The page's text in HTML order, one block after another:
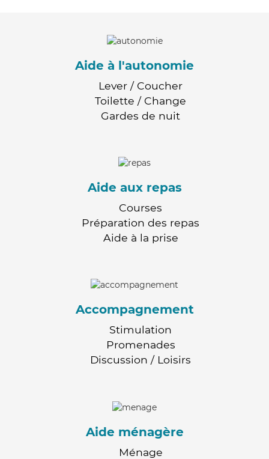
Aide à l'autonomie
Lever / Coucher
Toilette / Change
Gardes de nuit
Aide aux repas
Courses
Préparation des repas
Aide à la prise
Accompagnement
Stimulation
Promenades
Discussion / Loisirs
Aide ménagère
Ménage